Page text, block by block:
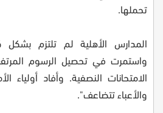
تحملها.
المدارس الأهلية لم تلتزم بشكل
واستمرت في تحصيل الرسوم
الامتحانات النصفية. وأفاد أولياء
والأعباء تتضاعف".